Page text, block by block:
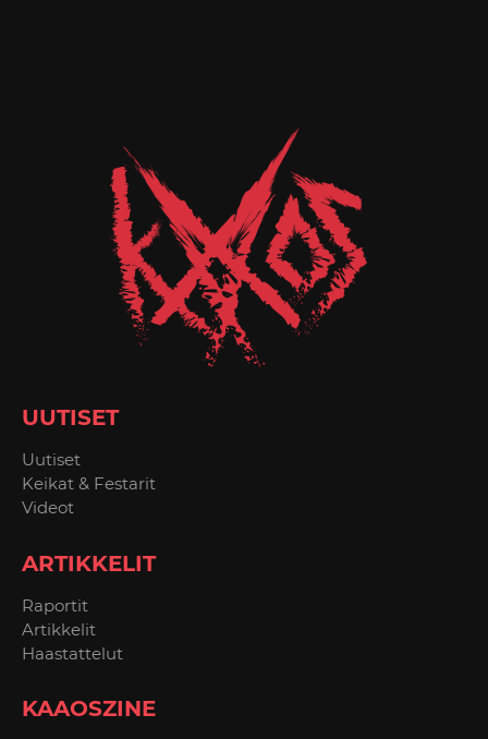
UUTISET
Uutiset
Keikat & Festarit
Videot
ARTIKKELIT
Raportit
Artikkelit
Haastattelut
KAAOSZINE